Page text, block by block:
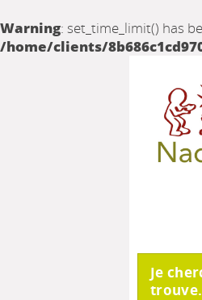
Warning: set_time_limit() has
/home/clients/
Je